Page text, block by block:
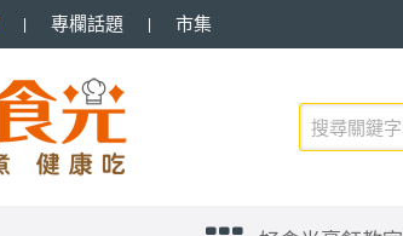
專欄話題 市集